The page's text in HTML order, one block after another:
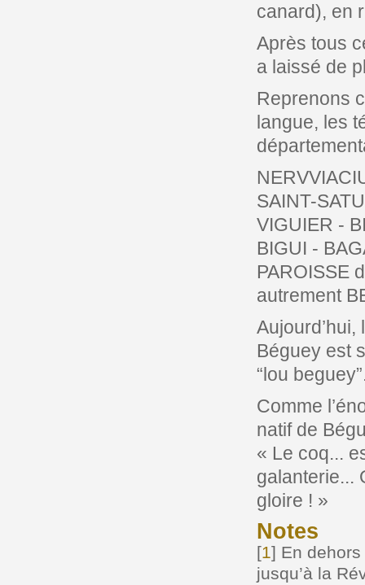
canard), en
Après tous
a laissé de
Reprenons
langue, les
SAINT-
VIGUIER -
BIGUI -
PAROISSE
autrement
Béguey est
“lou
Comme
natif de
« Le coq...
galanterie...
gloire ! »
Notes
[1] En
jusqu’à la